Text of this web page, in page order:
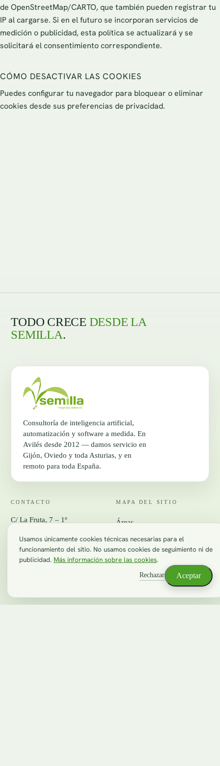
de OpenStreetMap/CARTO, que también pueden registrar tu
IP al cargarse. Si en el futuro se incorporan servicios de
medición o publicidad, esta política se actualizará y se
solicitará el consentimiento correspondiente.
CÓMO DESACTIVAR LAS COOKIES
Puedes configurar tu navegador para bloquear o eliminar
cookies desde sus preferencias de privacidad.
TODO CRECE DESDE LA
SEMILLA.
Consultoría de inteligencia artificial,
automatización y software a medida. En
Avilés desde 2012 — damos servicio en
Gijón, Oviedo y toda Asturias, y en
remoto para toda España.
CONTACTO
C/ La Fruta, 7 – 1º
+34 622 11 87 65
info@semillaproyectos.com
MAPA DEL SITIO
Áreas
Nosotros
Blog
Trabaja con nosotros
Usamos únicamente cookies técnicas necesarias para el
funcionamiento del sitio. No usamos cookies de seguimiento ni de
publicidad. Más información sobre las cookies.
Rechazar Aceptar